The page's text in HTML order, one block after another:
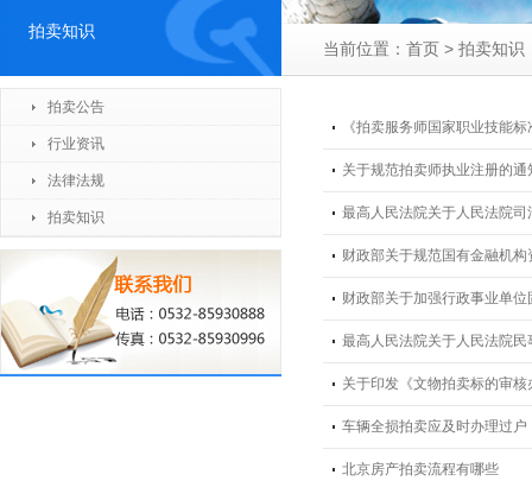
拍卖知识
拍卖公告
行业资讯
法律法规
拍卖知识
当前位置：首页 > 拍卖知识
《拍卖服务师国家职业技能
关于规范拍卖师执业注册的通
最高人民法院关于人民法院
财政部关于规范国有金融机
财政部关于加强行政事业单
最高人民法院关于人民法院
关于印发《文物拍卖标的审核
车辆全损拍卖应及时办理过户
北京房产拍卖流程有哪些